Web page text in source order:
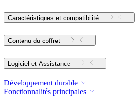
Caractéristiques et compatibilité
Contenu du coffret
Logiciel et Assistance
Développement durable
Fonctionnalités principales